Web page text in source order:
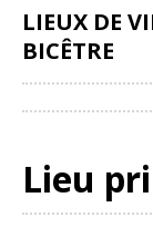
LIEUX DE
BICÊTRE
Lieu